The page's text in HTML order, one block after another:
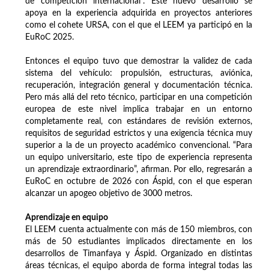
apoya en la experiencia adquirida en proyectos anteriores
como el cohete URSA, con el que el LEEM ya participó en la
EuRoC 2025.
Entonces el equipo tuvo que demostrar la validez de cada
sistema del vehículo: propulsión, estructuras, aviónica,
recuperación, integración general y documentación técnica.
Pero más allá del reto técnico, participar en una competición
europea de este nivel implica trabajar en un entorno
completamente real, con estándares de revisión externos,
requisitos de seguridad estrictos y una exigencia técnica muy
superior a la de un proyecto académico convencional. “Para
un equipo universitario, este tipo de experiencia representa
un aprendizaje extraordinario”, afirman. Por ello, regresarán a
EuRoC en octubre de 2026 con Áspid, con el que esperan
alcanzar un apogeo objetivo de 3000 metros.
Aprendizaje en equipo
El LEEM cuenta actualmente con más de 150 miembros, con
más de 50 estudiantes implicados directamente en los
desarrollos de Timanfaya y Áspid. Organizado en distintas
áreas técnicas, el equipo aborda de forma integral todas las